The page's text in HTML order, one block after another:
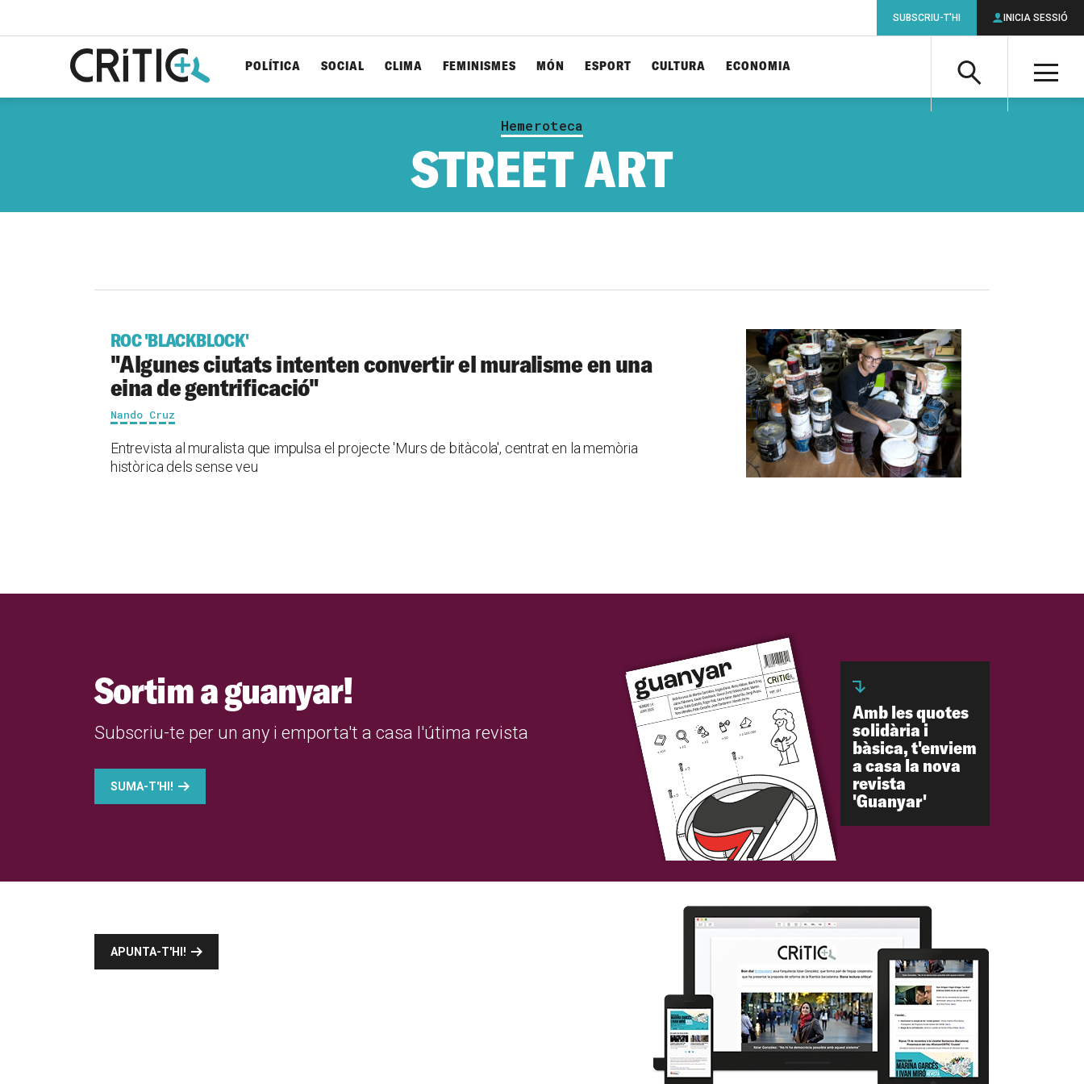
Cerca
POLÍTICA SOCIAL CLIMA FEMINISMES MÓN ESPORT CULTURA ECONOMIA
SUBSCRIU-T'HI INICIA SESSIÓ
Hemeroteca
STREET ART
ROC 'BLACKBLOCK'
"Algunes ciutats intenten convertir el muralisme en una
eina de gentrificació"
Nando Cruz
Entrevista al muralista que impulsa el projecte 'Murs de bitàcola', centrat en la memòria
històrica dels sense veu
Sortim a guanyar!
Subscriu-te per un any i emporta't a casa l'útima revista
SUMA-T'HI!
Amb les quotes
solidària i
bàsica, t'enviem
a casa la nova
revista
'Guanyar'
APUNTA-T'HI!